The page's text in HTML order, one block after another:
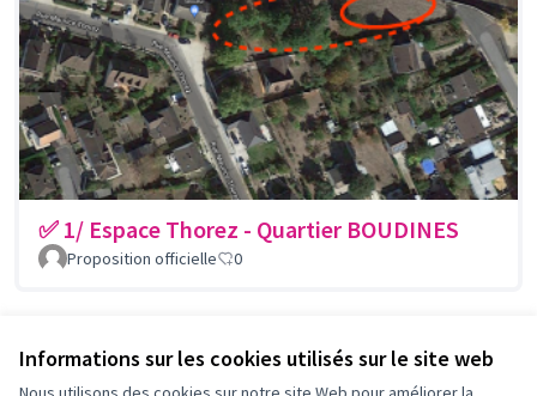
Informations sur les cookies utilisés sur le site web
✅ 1/ Espace Thorez - Quartier BOUDINES
Proposition officielle 0